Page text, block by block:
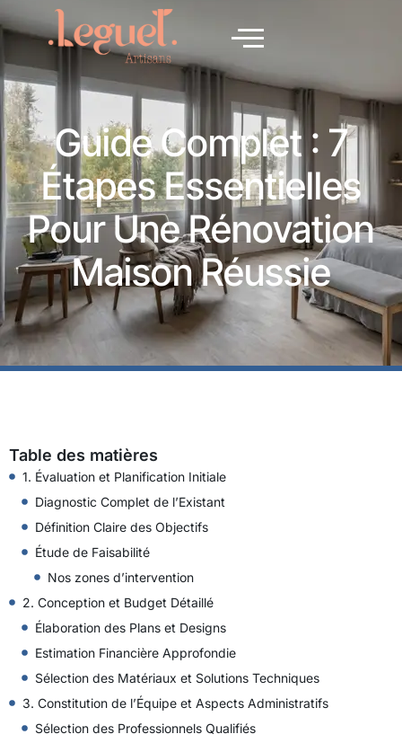
Guide Complet : 7
Étapes Essentielles
Pour Une Rénovation
Maison Réussie
Table des matières
1. Évaluation et Planification Initiale
Diagnostic Complet de l’Existant
Définition Claire des Objectifs
Étude de Faisabilité
Nos zones d’intervention
2. Conception et Budget Détaillé
Élaboration des Plans et Designs
Estimation Financière Approfondie
Sélection des Matériaux et Solutions Techniques
3. Constitution de l’Équipe et Aspects Administratifs
Sélection des Professionnels Qualifiés